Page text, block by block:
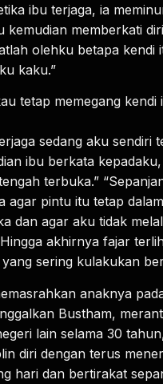
ibu terjaga, ia
kemudian memberkati
olehku betapa kendi
kaku.”
tetap memegang kendi
sedang aku sendiri
ibu berkata
terbuka.”
agar pintu itu tetap
dan agar aku tidak
akhirnya fajar
sering kulakukan
anaknya
Bustham,
lain selama 30
diri dengan terus
hari dan bertirakat